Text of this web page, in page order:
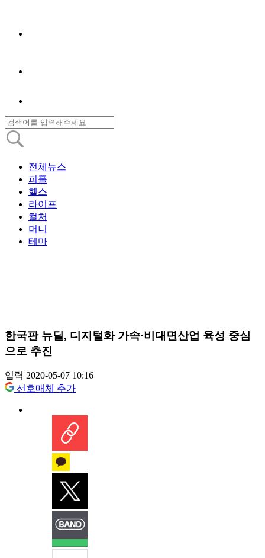
전체뉴스
피플
헬스
라이프
컬처
머니
테마
한국판 뉴딜, 디지털화 가속·비대면산업 육성 중심
으로 추진
입력 2020-05-07 10:16
선호매체 추가